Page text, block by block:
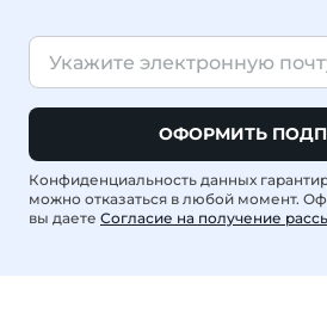
ОФОРМИТЬ
Конфиденциальность данных
можно отказаться в любой момент.
вы даете Согласие на получение